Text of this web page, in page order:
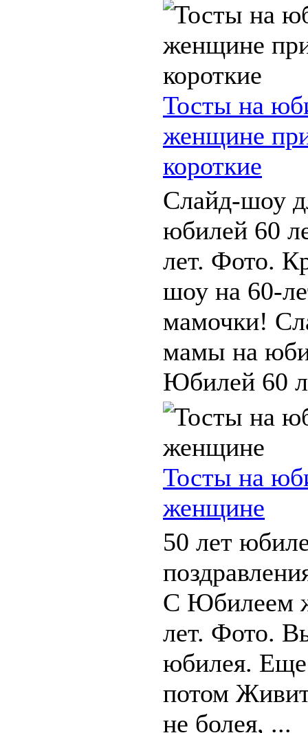
Тосты на
женщине
короткие
Слайд-шоу
юбилей 60
лет. Фото.
шоу на 60-
мамочки!
мамы на
Юбилей 60
Тосты на
женщине
50 лет
С Юбилеем
лет. Фото.
юбилея. Еще
потом
не болея, ...